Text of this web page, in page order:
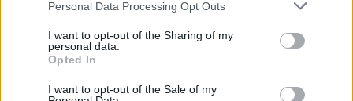
not limited to your visit or usage behaviour. You may click to
grant or deny consent to Google and its third-party tags to
use your data for below specified purposes in below Google
consent section.
Personal Data Processing Opt Outs
I want to opt-out of the Sharing of my
personal data.
Opted In
I want to opt-out of the Sale of my